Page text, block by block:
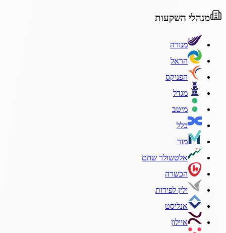
מנהלי השקעות
מנורה
הראל
הפניקס
מגדל
מיטב
כלל
מור
אלטשולר שחם
הכשרה
ילין לפידות
אנליסט
איילון